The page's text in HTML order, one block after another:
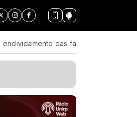
das famílias sobe para 82%, mas